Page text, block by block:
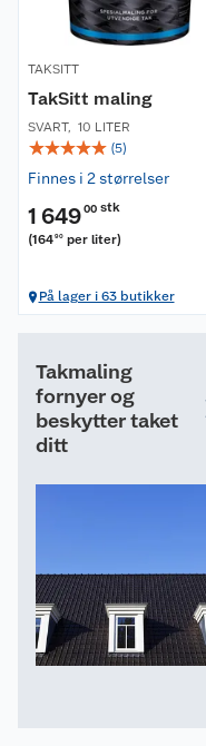
TAKSITT
TakSitt maling
SVART, 10 LITER
☆☆☆☆☆ (5)
Finnes i 2 størrelser
1 64900 stk
(16490 per liter)
På lager i 63 butikker
Takmaling
fornyer og
beskytter taket
ditt